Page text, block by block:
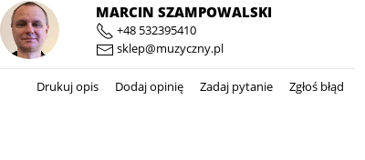
MARCIN SZAMPOWALSKI
+48 532395410
sklep@muzyczny.pl
Drukuj opis Dodaj opinię Zadaj pytanie Zgłoś błąd